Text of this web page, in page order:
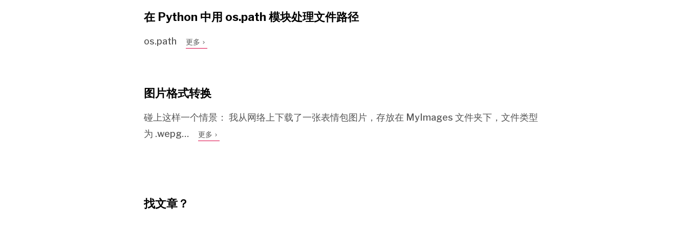
在 Python 中用 os.path 模块处理文件路径
os.path 更多
图片格式转换
碰上这样一个情景： 我从网络上下载了一张表情包图片，存放在 MyImages 文件夹下，文件类型
为 .wepg…
更多
找文章？